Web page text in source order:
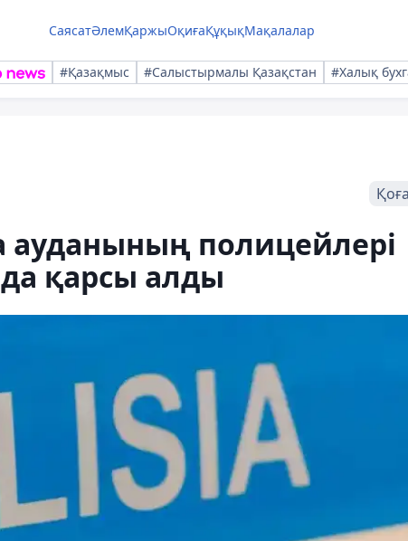
СаясатӘлемҚаржыОқиғаҚұқықМақалалар
#Қазақмыс #Салыстырмалы Қазақстан #Халық
полицейлері
қарсы алды